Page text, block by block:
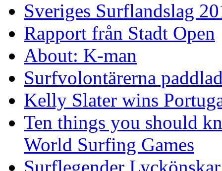
Sveriges Surflandslag
Rapport från Stadt Open
About: K-man
Surfvolontärerna
Kelly Slater wins
Ten things you should
World Surfing Games
Surflegender